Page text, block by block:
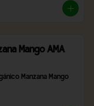
Mango AMA
Manzana Mango